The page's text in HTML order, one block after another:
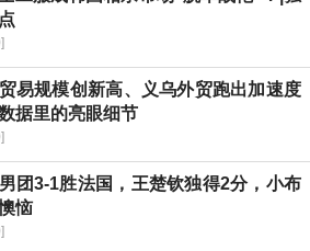
易规模创新高、义乌外贸跑出加速度
据里的亮眼细节
团3-1胜法国，王楚钦独得2分，小布
恼